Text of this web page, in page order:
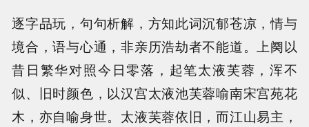
逐字品玩，句句析解，方知此词沉郁苍凉，情与
境合，语与心通，非亲历浩劫者不能道。上阕以
昔日繁华对照今日零落，起笔太液芙蓉，浑不
似、旧时颜色，以汉宫太液池芙蓉喻南宋宫苑花
木，亦自喻身世。太液芙蓉依旧，而江山易主，